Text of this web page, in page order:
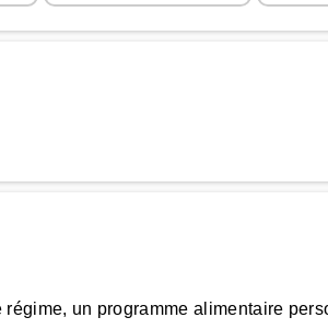
un programme alimentaire